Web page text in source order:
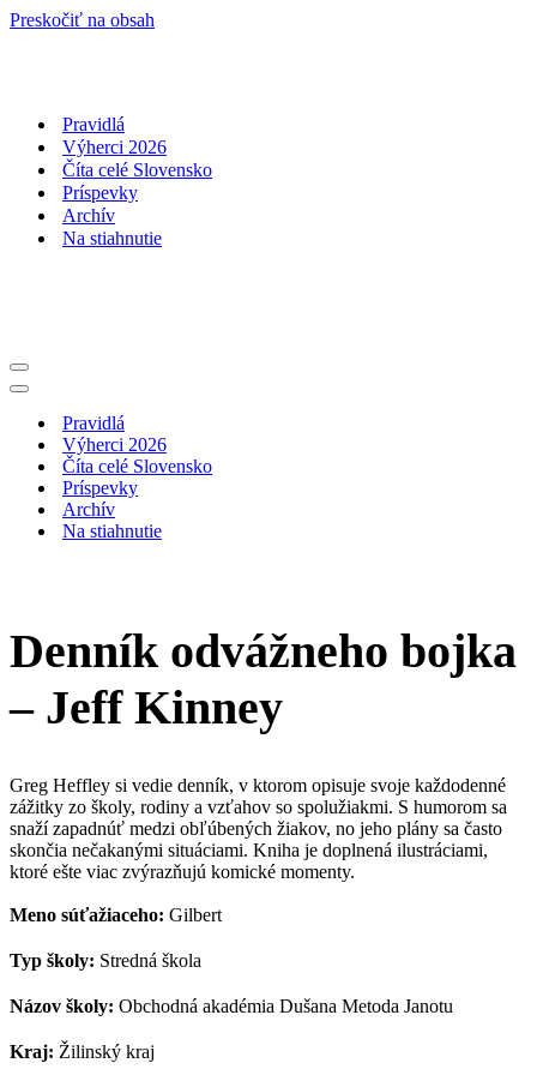
Preskočiť na obsah
Pravidlá
Výherci 2026
Číta celé Slovensko
Príspevky
Archív
Na stiahnutie
Menu
navigácie
Menu
navigáciePravidlá
Výherci 2026
Číta celé Slovensko
Príspevky
Archív
Na stiahnutie
Denník odvážneho bojka
– Jeff Kinney
Greg Heffley si vedie denník, v ktorom opisuje svoje každodenné
zážitky zo školy, rodiny a vzťahov so spolužiakmi. S humorom sa
snaží zapadnúť medzi obľúbených žiakov, no jeho plány sa často
skončia nečakanými situáciami. Kniha je doplnená ilustráciami,
ktoré ešte viac zvýrazňujú komické momenty.
Meno súťažiaceho: Gilbert
Typ školy: Stredná škola
Názov školy: Obchodná akadémia Dušana Metoda Janotu
Kraj: Žilinský kraj